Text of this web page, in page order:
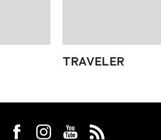
TRAVELER
Visit us on Facebook
Visit us on Instagram
Visit us on Youtube
Visit us on Rss